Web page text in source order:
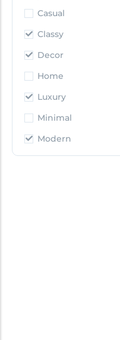
Casual
Classy
Decor
Home
Luxury
Minimal
Modern